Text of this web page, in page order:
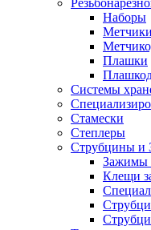
Наборы
Метчики
Плашки
Системы
Стамески
Степлеры
Струбцины и
Зажимы
Клещи